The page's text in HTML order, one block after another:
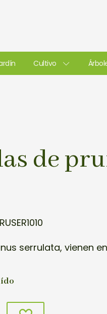
Cultivo
de
serrulata, vienen